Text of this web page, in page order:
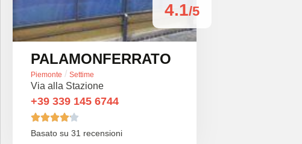
4.1/5
PALAMONFERRATO
Piemonte / Settime
Via alla Stazione
+39 339 145 6744

Basato su 31 recensioni